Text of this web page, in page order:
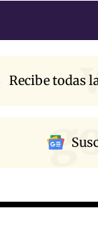
Recibe todas